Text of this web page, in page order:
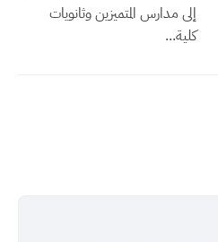
إلى مدارس المتميزين وثانويات
كلية...